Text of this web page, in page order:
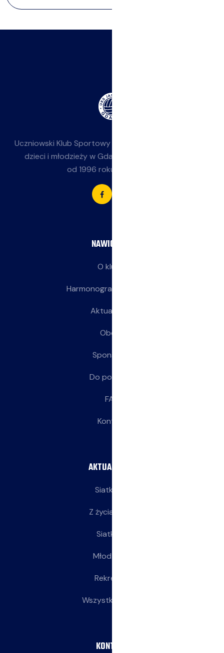
Uczniowski Klub Sportowy
dzieci i młodzieży w Gdańsku-Jasieniu. Działamy
od 1996 roku przy SP 85.
NAWIGACJA
O klubie
Harmonogram treningów
Aktualności
Obozy
Sponsorzy
Do pobrania
FAQ
Kontakt
AKTUALNOŚCI
Siatkarze
Z życia klubu
Siatkarki
Młodziczki
Rekreacja
Wszystkie wpisy
KONTAKT